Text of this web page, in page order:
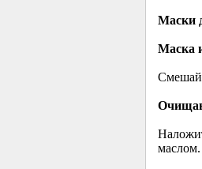
Маски
Маска
маслом.